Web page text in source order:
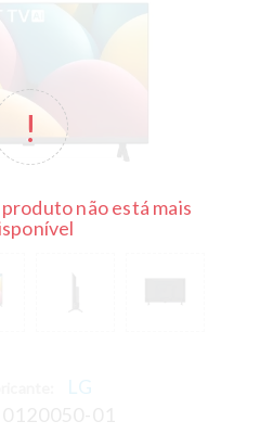
não está mais
LG